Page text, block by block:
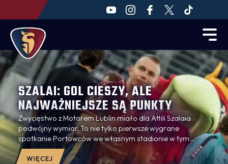
SZALAI: GOL CIESZY, ALE
NAJWAŻNIEJSZE SĄ PUNKTY
Zwycięstwo z Motorem Lublin miało dla Attili Szalaia
podwójny wymiar. To nie tylko pierwsze wygrane
spotkanie Portowców we własnym stadionie w tym
sezonie, ale też pierwszy gol w barwach klubu strzelony
przez Attilę Szalaia. Węgierski obrońca po meczu nie
WIĘCEJ